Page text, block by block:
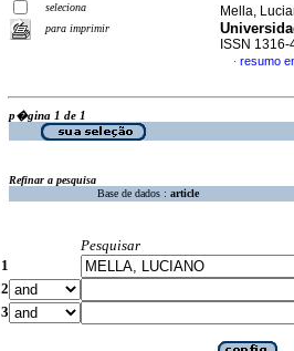
seleciona
para imprimir
Mella,
ISSN 1316-
· resumo
p�gina 1 de 1
Refinar a pesquisa
Base de dados : article
Pesquisar
1
2
3